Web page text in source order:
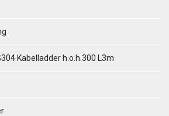
Kabelladder h.o.h.300 L3m